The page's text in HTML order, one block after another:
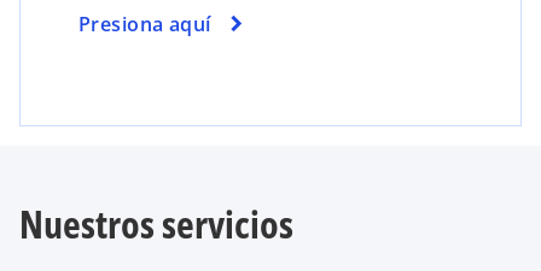
Presiona aquí
Nuestros servicios